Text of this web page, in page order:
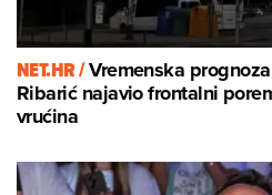
NET.HR /Vremenska
Ribarić najavio frontalni
vrućina